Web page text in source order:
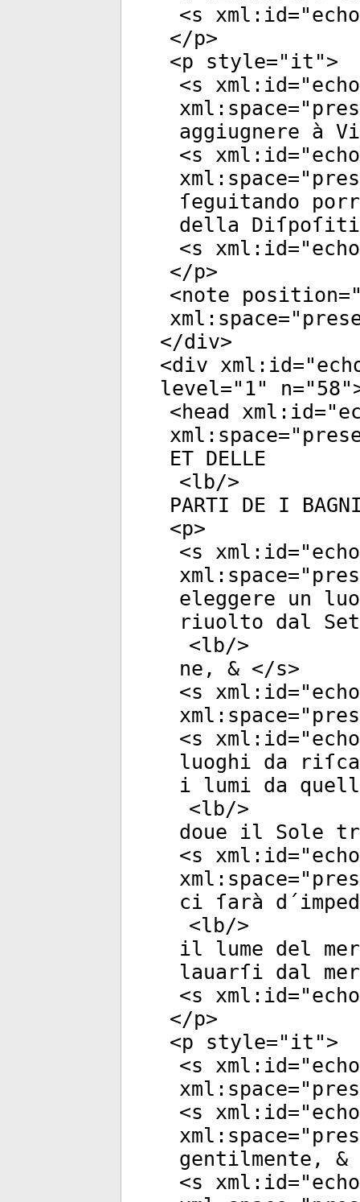
<s xml:id="
</p>
<p style=" it ">
<s xml:id="
xml:space="
aggiugnere à
<s xml:id="
xml:space="
ſeguitando
della
<s xml:id="
</p>
<note position
xml:space="
</div>
<div xml:id="
level=" 1" n="58
<head xml:id="
xml:space="
ET DELLE
<lb/>
PARTI DE I
<p>
<s xml:id="
xml:space="
eleggere un
riuolto dal
<lb/>
ne, & </s>
<s xml:id="
xml:space="
<s xml:id="
luoghi da
i lumi da
<lb/>
doue il Sole
<s xml:id="
xml:space="
ci ſarà
<lb/>
il lume del
lauarſi dal
<s xml:id="
</p>
<p style=" it ">
<s xml:id="
xml:space="
<s xml:id="
xml:space="
gentilmente, &
<s xml:id="